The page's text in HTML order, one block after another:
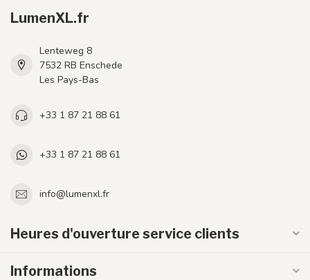
LumenXL.fr
Lenteweg 8
7532 RB Enschede
Les Pays-Bas
+33 1 87 21 88 61
+33 1 87 21 88 61
info@lumenxl.fr
Heures d'ouverture service clients
Informations